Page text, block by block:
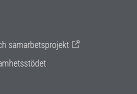
samarbetsprojekt